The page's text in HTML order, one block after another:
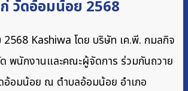
วัดอ้อมน้อย 2568
Kashiwa โดย บริษัท เค.พี. กมลกิจ
พนักงานและคณะผู้จัดการ ร่วมกันถวาย
อ้อมน้อย ณ ตำบลอ้อมน้อย อำเภอ